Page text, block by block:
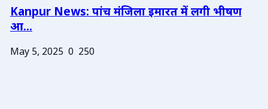
Kanpur News: पांच मंजिला इमारत में लगी भीषण
आ...
May 5, 2025 0 250